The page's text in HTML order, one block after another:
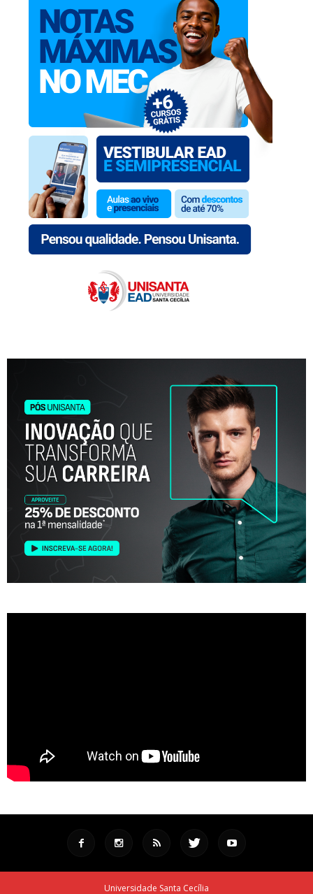
Universidade Santa Cecília